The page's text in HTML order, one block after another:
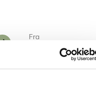
Fra
269,00 KR.